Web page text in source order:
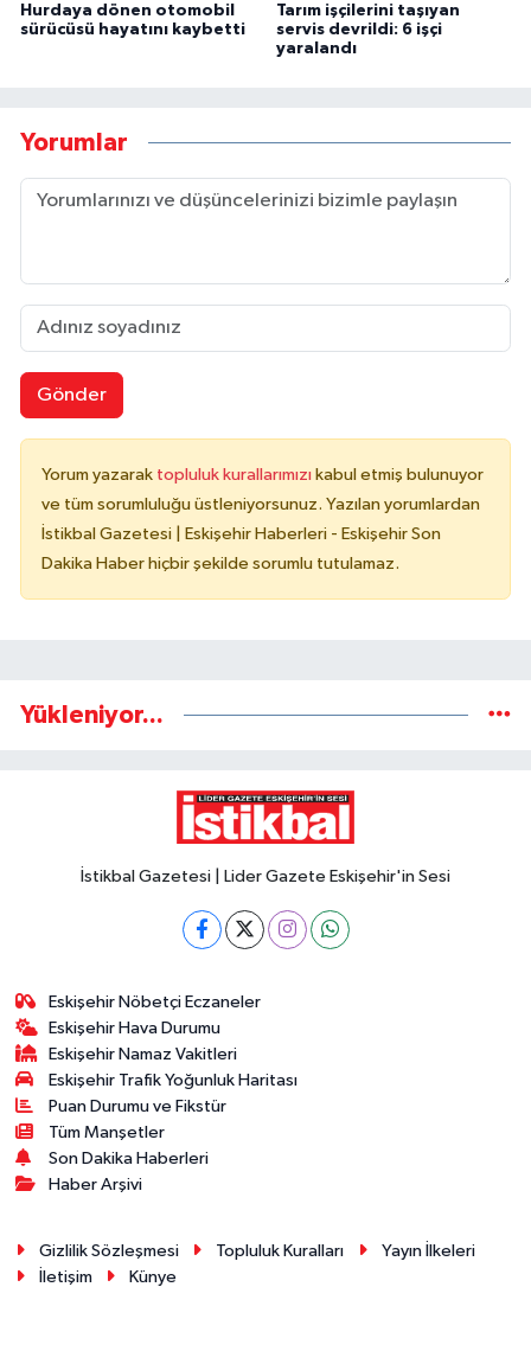
Hurdaya dönen otomobil
sürücüsü hayatını kaybetti
Tarım işçilerini taşıyan
servis devrildi: 6 işçi
yaralandı
Yorumlar
Gönder
Yorum yazarak topluluk kurallarımızı kabul etmiş bulunuyor
ve tüm sorumluluğu üstleniyorsunuz. Yazılan yorumlardan
İstikbal Gazetesi | Eskişehir Haberleri - Eskişehir Son
Dakika Haber hiçbir şekilde sorumlu tutulamaz.
Yükleniyor...
İstikbal Gazetesi | Lider Gazete Eskişehir'in Sesi
Eskişehir Nöbetçi Eczaneler
Eskişehir Hava Durumu
Eskişehir Namaz Vakitleri
Eskişehir Trafik Yoğunluk Haritası
Puan Durumu ve Fikstür
Tüm Manşetler
Son Dakika Haberleri
Haber Arşivi
Gizlilik Sözleşmesi Topluluk Kuralları
Yayın İlkeleri
İletişim
Künye